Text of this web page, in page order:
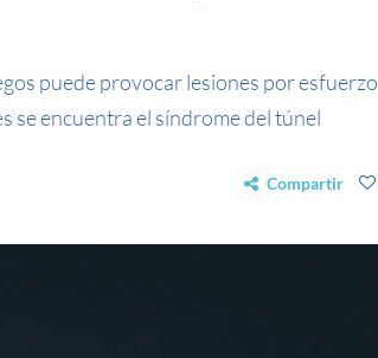
puede provocar lesiones por esfuerzo
se encuentra el síndrome del túnel
Compartir